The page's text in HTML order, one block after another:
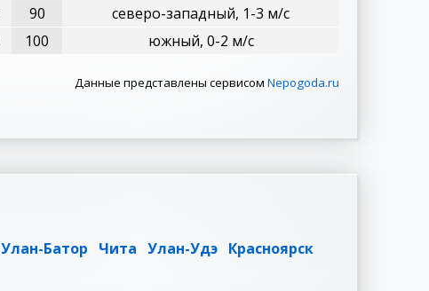
90
северо-западный, 1-3 м/с
100 южный, 0-2 м/с
Данные представлены сервисом Nepogoda.ru
Улан-Батор Чита Улан-Удэ Красноярск